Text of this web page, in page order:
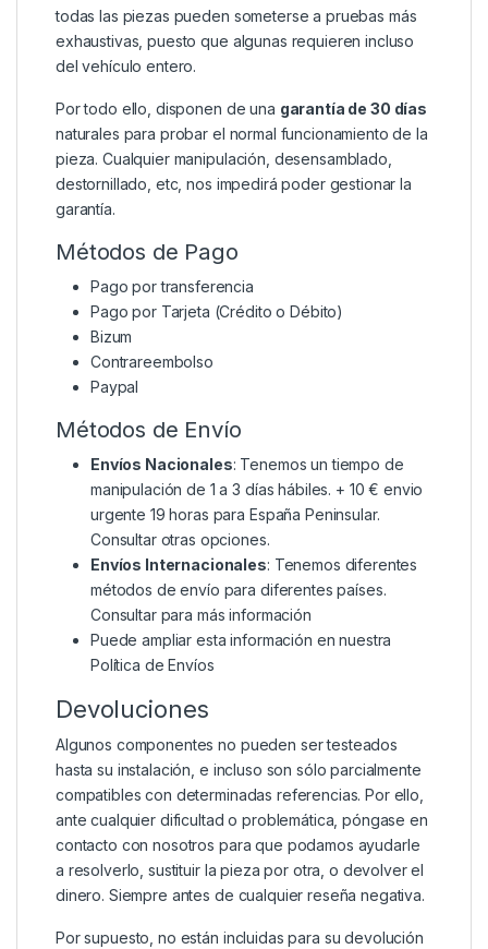
todas las piezas pueden someterse a pruebas más
exhaustivas, puesto que algunas requieren incluso
del vehículo entero.
Por todo ello, disponen de una garantía de 30 días
naturales para probar el normal funcionamiento de la
pieza. Cualquier manipulación, desensamblado,
destornillado, etc, nos impedirá poder gestionar la
garantía.
Métodos de Pago
Pago por transferencia
Pago por Tarjeta (Crédito o Débito)
Bizum
Contrareembolso
Paypal
Métodos de Envío
Envíos Nacionales: Tenemos un tiempo de
manipulación de 1 a 3 días hábiles. + 10 € envio
urgente 19 horas para España Peninsular.
Consultar otras opciones.
Envíos Internacionales: Tenemos diferentes
métodos de envío para diferentes países.
Consultar para más información
Puede ampliar esta información en nuestra
Política de Envíos
Devoluciones
Algunos componentes no pueden ser testeados
hasta su instalación, e incluso son sólo parcialmente
compatibles con determinadas referencias. Por ello,
ante cualquier dificultad o problemática, póngase en
contacto con nosotros para que podamos ayudarle
a resolverlo, sustituir la pieza por otra, o devolver el
dinero. Siempre antes de cualquier reseña negativa.
Por supuesto, no están incluidas para su devolución